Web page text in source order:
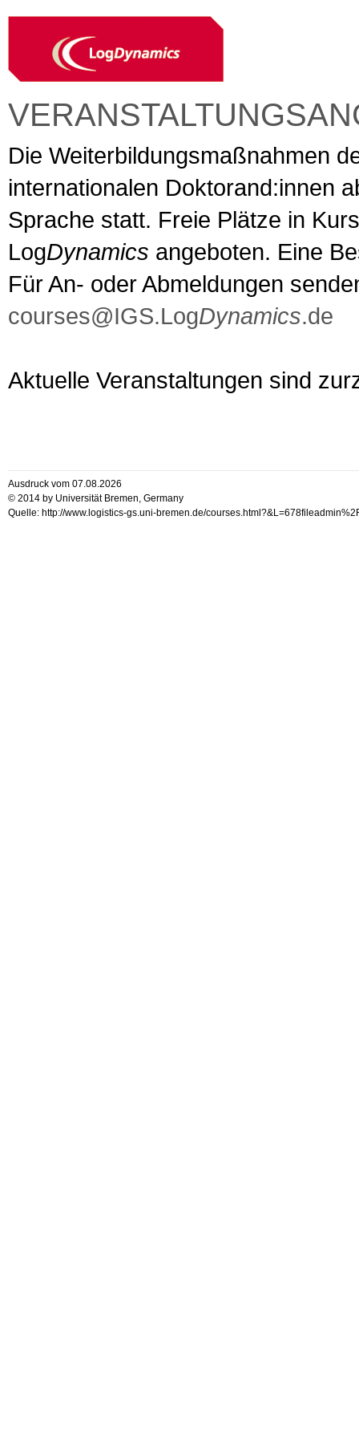
Die Weiterbildungsmaßnahmen
internationalen Doktorand:innen
Sprache statt. Freie Plätze in
LogDynamics angeboten. Eine
Für An- oder Abmeldungen
courses@IGS.LogDynamics.de
Aktuelle Veranstaltungen sind
Ausdruck vom 07.08.2026
© 2014 by Universität Bremen, Germany
Quelle: http://www.logistics-gs.uni-bremen.de/